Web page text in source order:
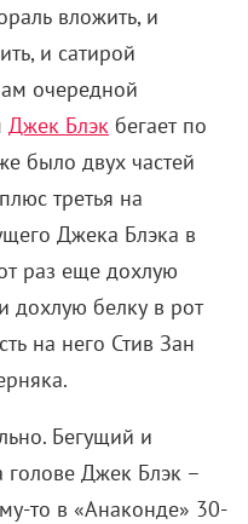
вложить, и
и сатирой
очередной
Джек Блэк бегает по
было двух частей
третья на
Джека Блэка в
раз еще дохлую
дохлую белку в рот
на него Стив Зан
Бегущий и
Джек Блэк –
то в «Анаконде» 30-